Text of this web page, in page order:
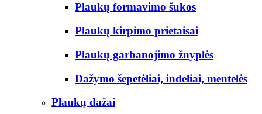
Plaukų formavimo šukos
Plaukų kirpimo prietaisai
Plaukų garbanojimo žnyplės
Dažymo šepetėliai, indeliai, mentelės
Plaukų dažai